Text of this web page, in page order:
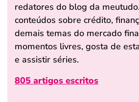
redatores do blog da
conteúdos sobre crédito,
demais temas do mercado
momentos livres, gosta de
e assistir séries.
805 artigos escritos